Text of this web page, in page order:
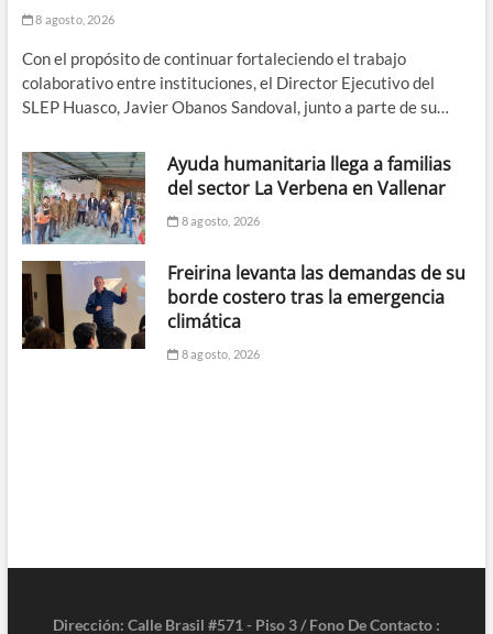
8 agosto, 2026
Con el propósito de continuar fortaleciendo el trabajo
colaborativo entre instituciones, el Director Ejecutivo del
SLEP Huasco, Javier Obanos Sandoval, junto a parte de su…
Ayuda humanitaria llega a familias
del sector La Verbena en Vallenar
8 agosto, 2026
Freirina levanta las demandas de su
borde costero tras la emergencia
climática
8 agosto, 2026
Dirección: Calle Brasil #571 - Piso 3 / Fono De Contacto :